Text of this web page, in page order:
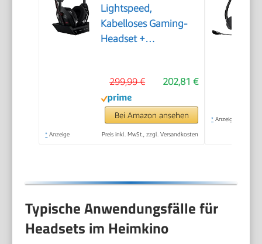
Lightspeed,
Kabelloses Gaming-
Headset +
202,81 €
299,99 €
Bei Amazon ansehen
* Anzeige Preis inkl. MwSt., zzgl. Versandkosten
* Anzeige
Typische Anwendungsfälle für
Headsets im Heimkino